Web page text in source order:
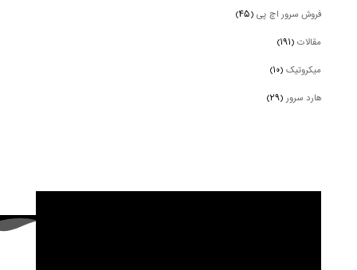
فروش سرور اچ پی(۴۵)
مقالات(۱۹۱)
میکروتیک(۱۰)
هارد سرور (۲۹)